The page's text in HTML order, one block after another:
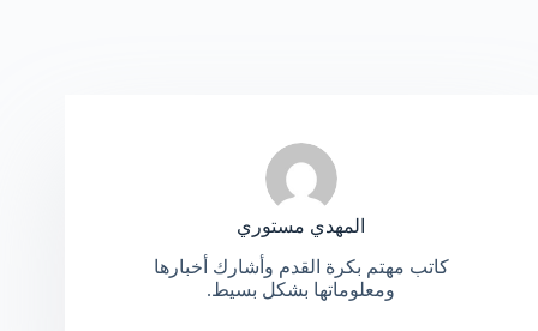
المهدي مستوري
كاتب مهتم بكرة القدم وأشارك أخبارها
ومعلوماتها بشكل بسيط.